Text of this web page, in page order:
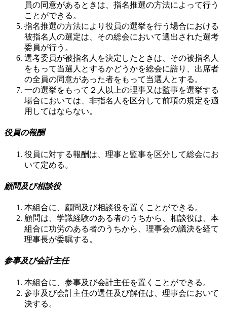
員の同意があるときは、指名推選の方法によって行う
ことができる。
指名推選の方法により役員の選挙を行う場合における
被指名人の選定は、その総会において選出された選考
委員が行う。
選考委員が被指名人を決定したときは、その被指名人
をもって当選人とするかどうかを総会に諮り、出席者
の全員の同意があった者をもって当選人とする。
一の選挙をもって２人以上の理事又は監事を選挙する
場合においては、非指名人を区分して前項の規定を適
用してはならない。
役員の報酬
役員に対する報酬は、理事と監事を区分して総会にお
いて定める。
顧問及び相談役
本組合に、顧問及び相談役を置くことができる。
顧問は、学識経験のある者のうちから、相談役は、本
組合に功労のある者のうちから、理事会の議決を経て
理事長が委嘱する。
参事及び会計主任
本組合に、参事及び会計主任を置くことができる。
参事及び会計主任の選任及び解任は、理事会において
決する。